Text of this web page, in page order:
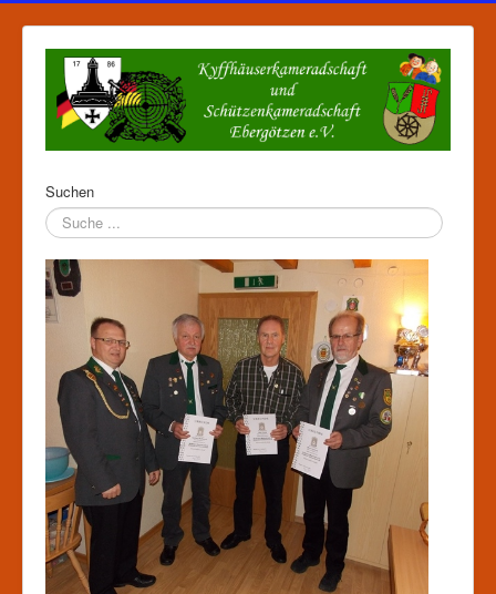
Suchen